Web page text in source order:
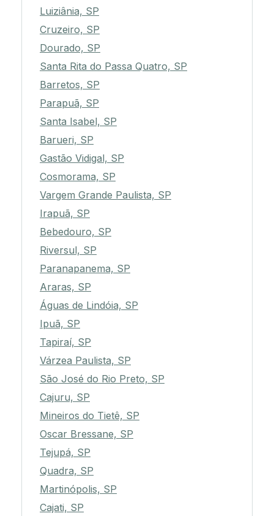
Luiziânia, SP
Cruzeiro, SP
Dourado, SP
Santa Rita do Passa Quatro, SP
Barretos, SP
Parapuã, SP
Santa Isabel, SP
Barueri, SP
Gastão Vidigal, SP
Cosmorama, SP
Vargem Grande Paulista, SP
Irapuã, SP
Bebedouro, SP
Riversul, SP
Paranapanema, SP
Araras, SP
Águas de Lindóia, SP
Ipuã, SP
Tapiraí, SP
Várzea Paulista, SP
São José do Rio Preto, SP
Cajuru, SP
Mineiros do Tietê, SP
Oscar Bressane, SP
Tejupá, SP
Quadra, SP
Martinópolis, SP
Cajati, SP